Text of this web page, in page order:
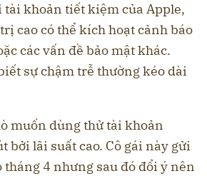
khoản tiết kiệm của Apple,
cao có thể kích hoạt cảnh báo
các vấn đề bảo mật khác.
sự chậm trễ thường kéo dài
muốn dùng thử tài khoản
bởi lãi suất cao. Cô gái này gửi
tháng 4 nhưng sau đó đổi ý nên